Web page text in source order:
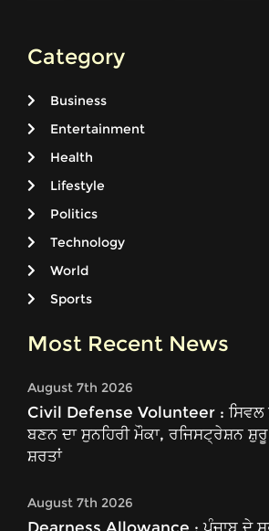
Category
Business
Entertainment
Health
Lifestyle
Politics
Technology
World
Sports
Most Recent News
August 7th 2026
Civil Defense Volunteer : ਸਿਵਲ
ਬਣਨ ਦਾ ਸੁਨਹਿਰੀ ਮੌਕਾ, ਰਜਿਸਟ੍ਰੇਸ਼ਨ
ਸ਼ਰਤਾਂ
August 7th 2026